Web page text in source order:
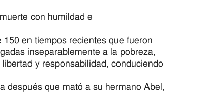
con humildad e
en tiempos recientes que fueron
inseparablemente a la pobreza,
y responsabilidad, conduciendo
después que mató a su hermano Abel,